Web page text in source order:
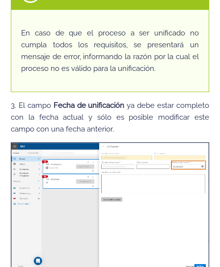
En caso de que el proceso a ser unificado no
cumpla todos los requisitos, se presentará un
mensaje de error, informando la razón por la cual el
proceso no es válido para la unificación.
3. El campo Fecha de unificación ya debe estar completo
con la fecha actual y sólo es posible modificar este
campo con una fecha anterior.